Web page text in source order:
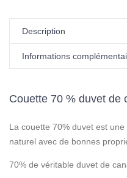
Description
Informations
Couette 70 % duvet de
La couette 70% duvet est
naturel avec de bonnes
70% de véritable duvet de